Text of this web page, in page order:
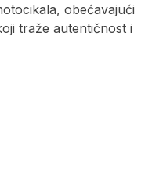
obećavajući
traže autentičnost i